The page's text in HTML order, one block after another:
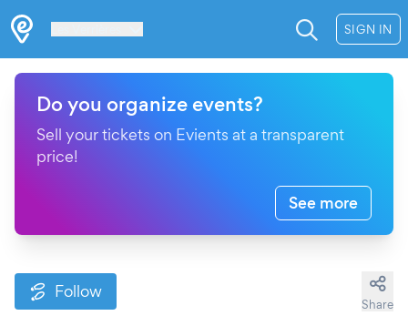
SIGN IN
Do you organize events?
Sell your tickets on Evients at a transparent
price!
See more
Follow
Share